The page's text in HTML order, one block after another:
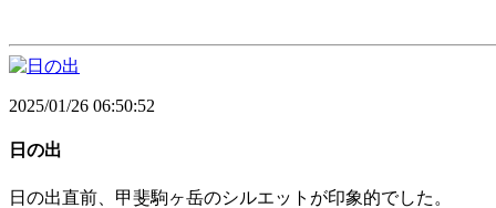
2025/01/26 06:50:52
日の出
日の出直前、甲斐駒ヶ岳のシルエットが印象的でした。